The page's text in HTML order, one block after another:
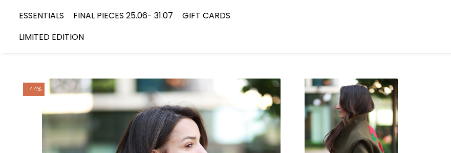
ESSENTIALS FINAL PIECES 25.06- 31.07
GIFT CARDS
LIMITED EDITION
-44%